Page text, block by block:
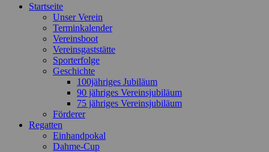
Zum
Startseite
Unser Verein
Terminkalender
Vereinsboot
Vereinsgaststätte
Sporterfolge
Geschichte
100jähriges Jubiläum
90 jähriges Vereinsjubiläum
75 jähriges Vereinsjubiläum
Förderer
Regatten
Einhandpokal
Dahme-Cup